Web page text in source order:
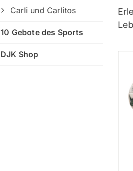
Carli und Carlitos
10 Gebote des Sports
DJK Shop